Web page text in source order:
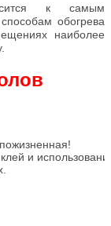
к самым
обогрева
наиболее
и